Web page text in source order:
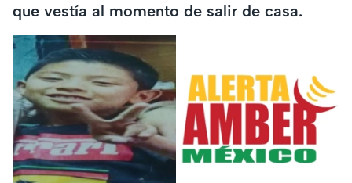
que vestía al momento de salir de casa.